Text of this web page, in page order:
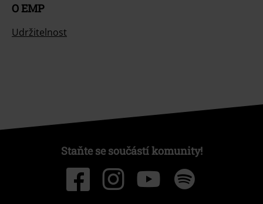
O EMP
Udržitelnost
Staňte se součástí komunity!